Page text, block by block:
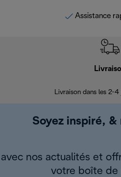
Assistance
Livraison dans les 2-
Soyez inspiré, &
avec nos actualités et
votre boîte de